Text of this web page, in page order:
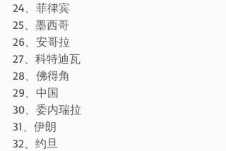
24、菲律宾
25、墨西哥
26、安哥拉
27、科特迪瓦
28、佛得角
29、中国
30、委内瑞拉
31、伊朗
32、约旦